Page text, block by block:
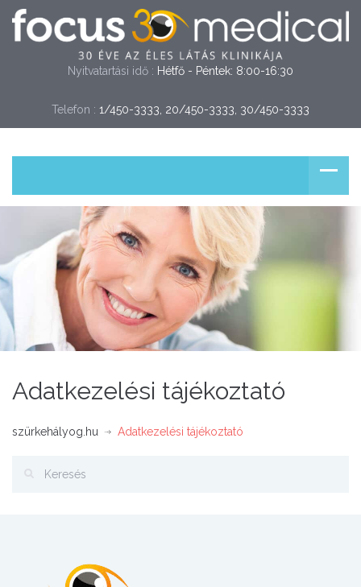
Nyitvatartási idő : Hétfő - Péntek: 8:00-16:30
Telefon : 1/450-3333, 20/450-3333, 30/450-3333
Adatkezelési tájékoztató
szürkehályog.hu Adatkezelési tájékoztató